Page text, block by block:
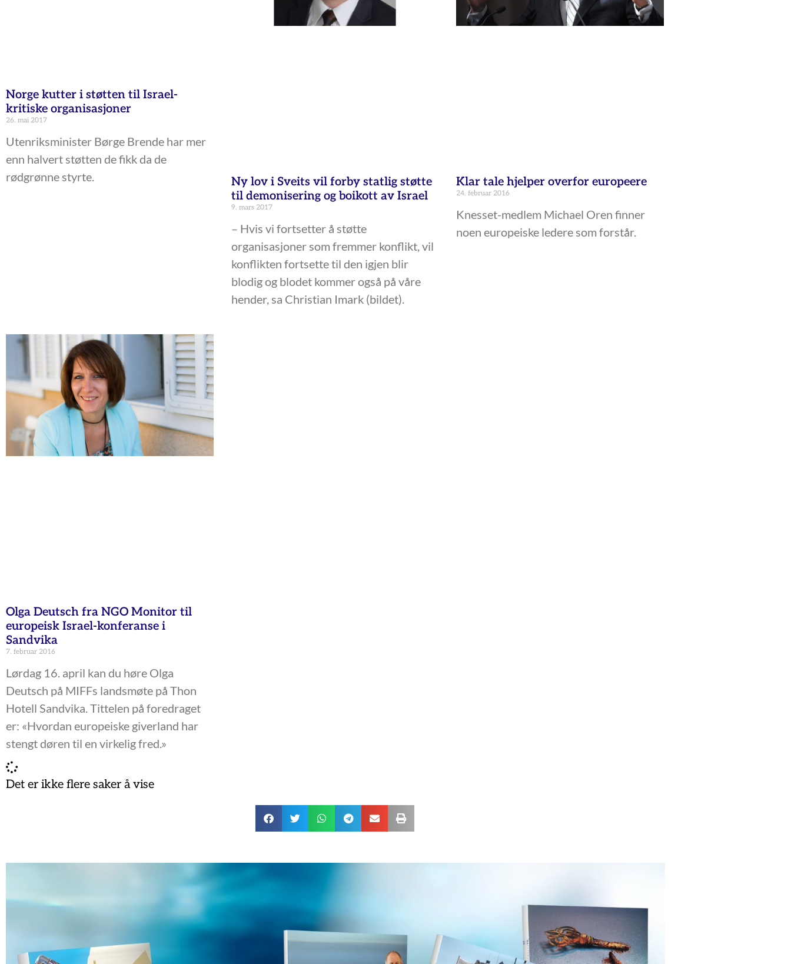
Norge kutter i støtten til Israel-
kritiske organisasjoner
26. mai 2017
Utenriksminister Børge Brende har mer
enn halvert støtten de fikk da de
rødgrønne styrte.
Ny lov i Sveits vil forby statlig støtte
til demonisering og boikott av Israel
9. mars 2017
– Hvis vi fortsetter å støtte
organisasjoner som fremmer konflikt, vil
konflikten fortsette til den igjen blir
blodig og blodet kommer også på våre
hender, sa Christian Imark (bildet).
Klar tale hjelper overfor europeere
24. februar 2016
Knesset-medlem Michael Oren finner
noen europeiske ledere som forstår.
Olga Deutsch fra NGO Monitor til
europeisk Israel-konferanse i
Sandvika
7. februar 2016
Lørdag 16. april kan du høre Olga
Deutsch på MIFFs landsmøte på Thon
Hotell Sandvika. Tittelen på foredraget
er: «Hvordan europeiske giverland har
stengt døren til en virkelig fred.»
Det er ikke flere saker å vise